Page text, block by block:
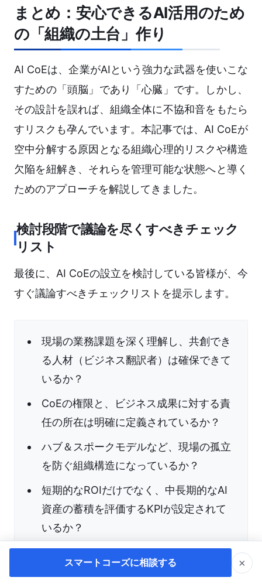
まとめ：安心できるAI活用のため
の「組織の土台」作り
AI CoEは、企業がAIという強力な武器を使いこな
すための「頭脳」であり「心臓」です。しかし、
その設計を誤れば、組織全体に不協和音をもたら
すリスクも孕んでいます。本記事では、AI CoEが
空中分解する原因となる組織心理的リスクや構造
欠陥を紐解き、それらを管理可能な状態へと導く
ためのアプローチを解説してきました。
検討段階で議論を尽くすべきチェック
リスト
最後に、AI CoEの設立を検討している皆様が、今
すぐ議論すべきチェックリストを提示します。
現場の業務課題を深く理解し、共創でき
る人材（ビジネス翻訳者）は確保できて
いるか？
CoEの権限と、ビジネス成果に対する責
任の所在は明確に定義されているか？
ハブ＆スポークモデルなど、現場の孤立
を防ぐ組織構造になっているか？
短期的なROIだけでなく、中長期的なAI
資産の蓄積を評価するKPIが設定されて
いるか？
リスクを完全に排除するのではなく、ガ
ードレール型の柔軟なルールが敷かれて
スマートコーズに相談する ×